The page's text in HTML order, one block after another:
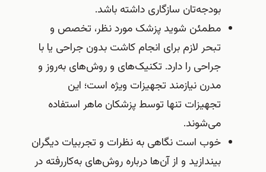
بودجه‌تان سازگاری داشته باشد.
مطمئن شوید پزشک مورد نظر، تخصص و
تبحر لازم برای انجام کاشت بدون جراحی یا با
جراحی را دارد. تکنیک‌های و روش‌های به‌روز و
مدرن نیازمند تجهیزات ویژه است؛ این
تجهیزات تنها توسط پزشکان ماهر استفاده
خوب است نگاهی به نظرات و تجربیات دیگران
بیندازید و از آن‌ها درباره روش‌های به‌کاررفته در